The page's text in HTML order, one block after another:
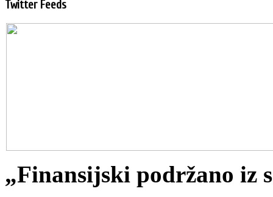
Twitter Feeds
„Finansijski podržano iz